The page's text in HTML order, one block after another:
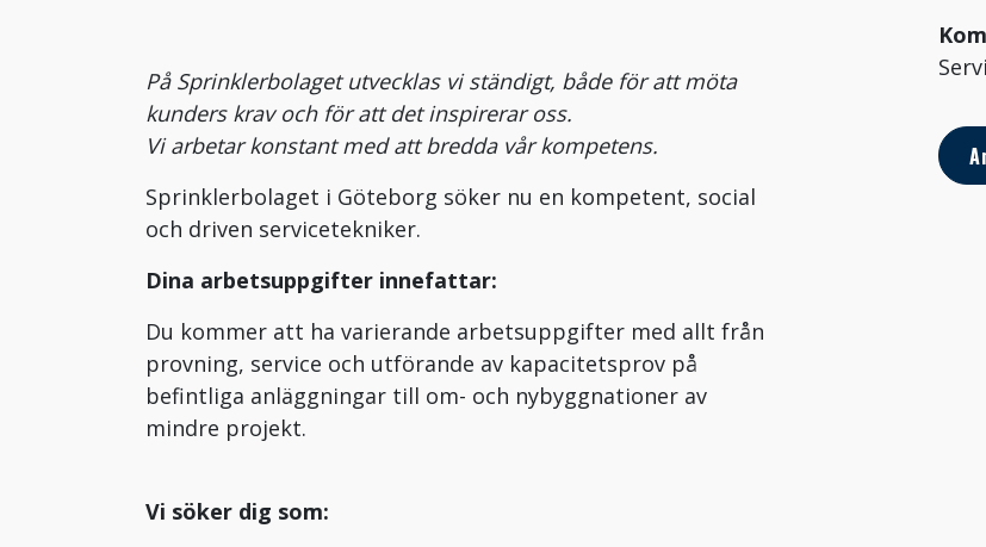
På Sprinklerbolaget utvecklas vi ständigt, både för att möta
kunders krav och för att det inspirerar oss.
Vi arbetar konstant med att bredda vår kompetens.
Sprinklerbolaget i Göteborg söker nu en kompetent, social
och driven servicetekniker.
Dina arbetsuppgifter innefattar:
Du kommer att ha varierande arbetsuppgifter med allt från
provning, service och utförande av kapacitetsprov på
befintliga anläggningar till om- och nybyggnationer av
mindre projekt.
Vi söker dig som: